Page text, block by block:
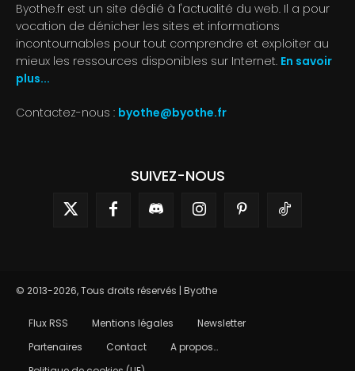
Byothe.fr est un site dédié à l'actualité du web. Il a pour
vocation de dénicher les sites et informations
incontournables pour tout comprendre et exploiter au
mieux les ressources disponibles sur Internet. En savoir
plus...
Contactez-nous : byothe@byothe.fr
SUIVEZ-NOUS
© 2013-2026, Tous droits réservés | Byothe
Flux RSS Mentions légales
Newsletter
Partenaires
Contact
A propos…